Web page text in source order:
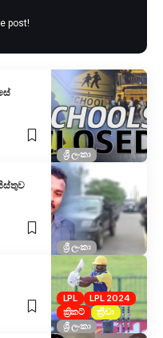
post!
ශ්‍රී ලංකා
ශ්‍රී ලංකා
LPL
LPL 2024
ක්‍රිකට්
ක්‍රීඩා
ශ්‍රී ලංකා